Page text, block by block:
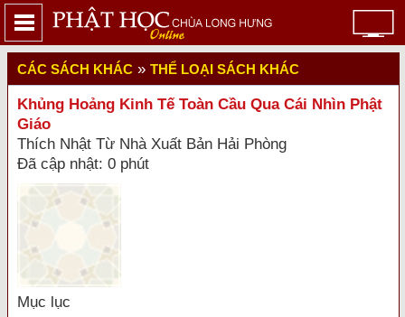
CÁC SÁCH KHÁC » THỂ LOẠI SÁCH KHÁC
Khủng Hoảng Kinh Tế Toàn Cầu Qua Cái Nhìn Phật
Giáo
Thích Nhật Từ Nhà Xuất Bản Hải Phòng
Đã cập nhật: 0 phút
Mục lục